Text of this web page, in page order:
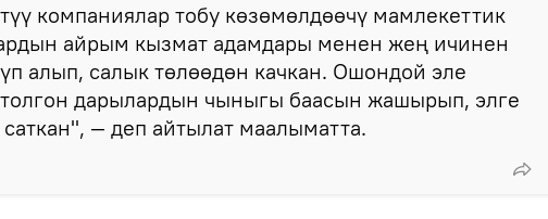
компаниялар тобу көзөмөлдөөчү мамлекеттик
айрым кызмат адамдары менен жең ичинен
алып, салык төлөөдөн качкан. Ошондой эле
дарылардын чыныгы баасын жашырып, элге
— деп айтылат маалыматта.